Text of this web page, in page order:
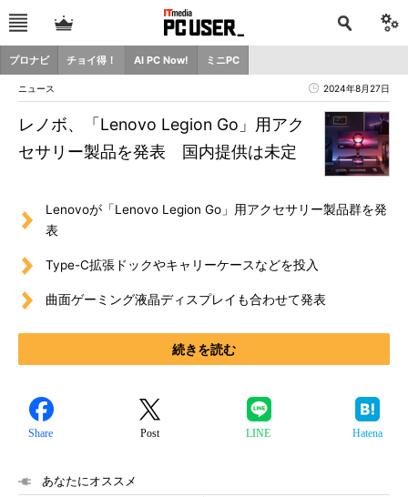
プロナビ チョイ得！ AI PC Now! ミニPC
ニュース 2024年8月27日
レノボ、「Lenovo Legion Go」用アク
セサリー製品を発表 国内提供は未定
Lenovoが「Lenovo Legion Go」用アクセサリー製品群を発
表
Type-C拡張ドックやキャリーケースなどを投入
曲面ゲーミング液晶ディスプレイも合わせて発表
続きを読む
Share Post LINE Hatena
あなたにオススメ